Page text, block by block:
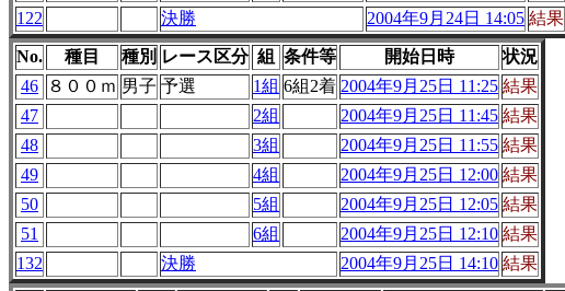
122
決勝 2004年9月24日 14:05 結果
No. 種目 種別 レース区分 組 条件等 開始日時
状況
46
８００ｍ 男子 予選 1組 6組2着 2004年9月25日 11:25 結果
47
2組 2004年9月25日 11:45 結果
48
3組 2004年9月25日 11:55 結果
49
4組 2004年9月25日 12:00 結果
50
5組 2004年9月25日 12:05 結果
51
6組 2004年9月25日 12:10 結果
132
決勝 2004年9月25日 14:10 結果